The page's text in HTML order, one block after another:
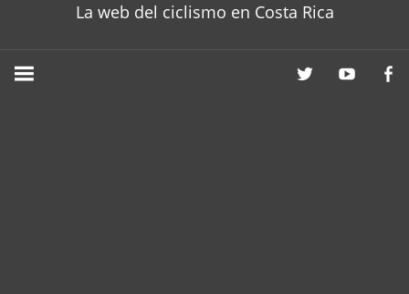
La web del ciclismo en Costa Rica